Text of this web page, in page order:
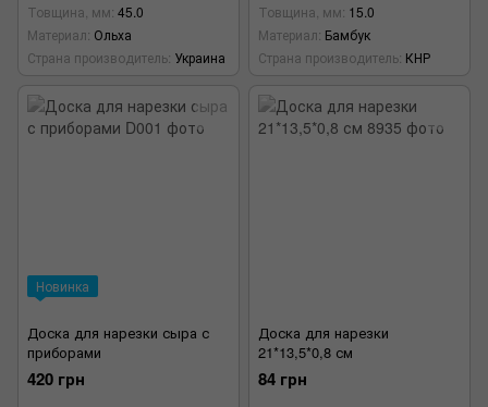
Товщина, мм 45.0
Материал Ольха
Страна производитель Украина
Товщина, мм 15.0
Материал Бамбук
Страна производитель КНР
Новинка
Доска для нарезки сыра с
приборами
420 грн
Доска для нарезки
21*13,5*0,8 см
84 грн